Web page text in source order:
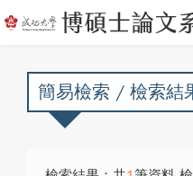
簡易檢索 / 檢索結